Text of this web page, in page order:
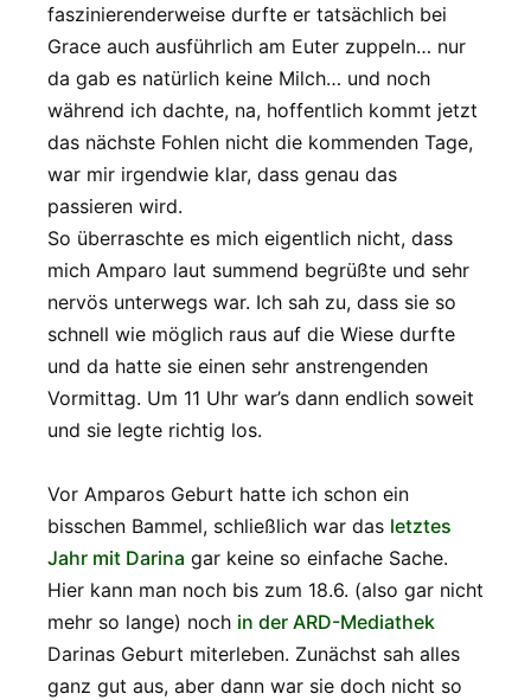
faszinierenderweise durfte er tatsächlich bei
Grace auch ausführlich am Euter zuppeln… nur
da gab es natürlich keine Milch… und noch
während ich dachte, na, hoffentlich kommt jetzt
das nächste Fohlen nicht die kommenden Tage,
war mir irgendwie klar, dass genau das
passieren wird.
So überraschte es mich eigentlich nicht, dass
mich Amparo laut summend begrüßte und sehr
nervös unterwegs war. Ich sah zu, dass sie so
schnell wie möglich raus auf die Wiese durfte
und da hatte sie einen sehr anstrengenden
Vormittag. Um 11 Uhr war’s dann endlich soweit
und sie legte richtig los.
Vor Amparos Geburt hatte ich schon ein
bisschen Bammel, schließlich war das letztes
Jahr mit Darina gar keine so einfache Sache.
Hier kann man noch bis zum 18.6. (also gar nicht
mehr so lange) noch in der ARD-Mediathek
Darinas Geburt miterleben. Zunächst sah alles
ganz gut aus, aber dann war sie doch nicht so